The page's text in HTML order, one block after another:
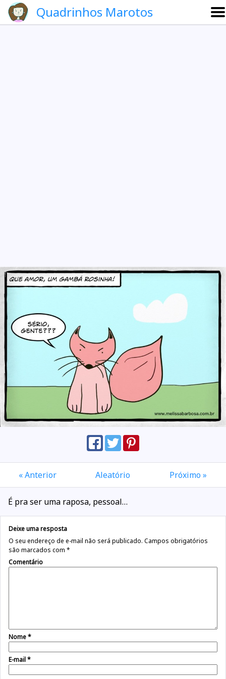
Quadrinhos Marotos
« Anterior Aleatório Próximo »
É pra ser uma raposa, pessoal…
Deixe uma resposta
O seu endereço de e-mail não será publicado. Campos obrigatórios
são marcados com *
Comentário
Nome*
E-mail*